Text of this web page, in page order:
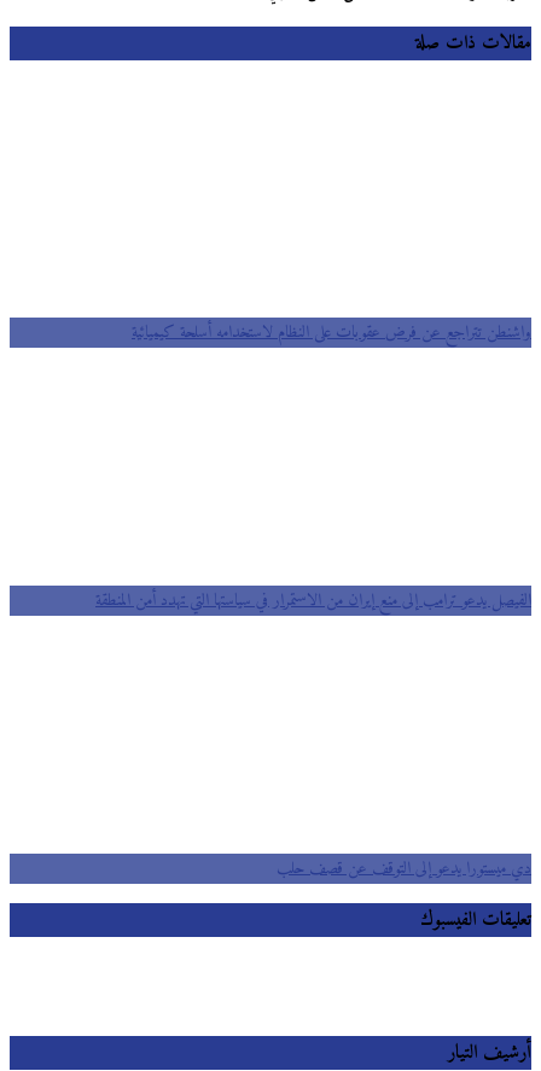
مقالات ذات صلة
واشنطن تتراجع عن فرض عقوبات على النظام لاستخدامه أسلحة كيميائية
الفيصل يدعو ترامب إلى منع إيران من الاستمرار في سياستها التي تهدد أمن المنطقة
دي ميستورا يدعو إلى التوقف عن قصف حلب
تعليقات الفيسبوك
أرشيف التيار